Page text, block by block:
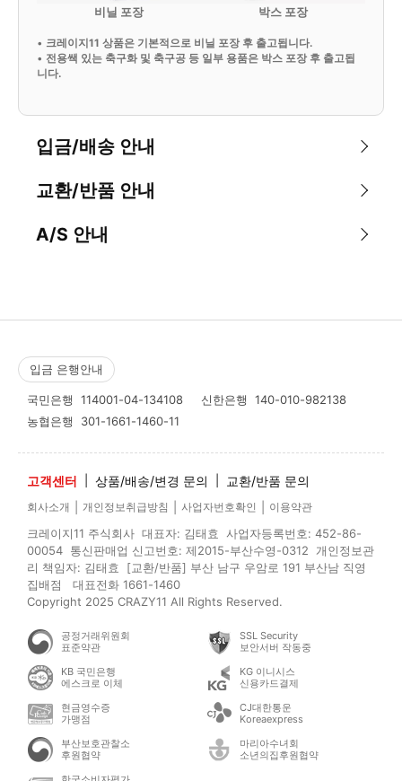
비닐 포장 박스 포장
• 크레이지11 상품은 기본적으로 비닐 포장 후 출고됩니다.
• 전용쌕 있는 축구화 및 축구공 등 일부 용품은 박스 포장 후 출고됩
니다.
입금/배송 안내
교환/반품 안내
A/S 안내
입금 은행안내
국민은행 114001-04-134108 신한은행 140-010-982138
농협은행 301-1661-1460-11
고객센터 상품/배송/변경 문의 교환/반품 문의
회사소개 개인정보취급방침 사업자번호확인 이용약관
크레이지11 주식회사 대표자: 김태효 사업자등록번호: 452-86-
00054 통신판매업 신고번호: 제2015-부산수영-0312 개인정보관
리 책임자: 김태효 [교환/반품] 부산 남구 우암로 191 부산남 직영
집배점 대표전화 1661-1460
Copyright 2025 CRAZY11 All Rights Reserved.
공정거래위원회
표준약관
SSL Security
보안서버 작동중
KB 국민은행
에스크로 이체
KG 이니시스
신용카드결제
현금영수증
가맹점
CJ대한통운
Koreaexpress
부산보호관찰소
후원협약
마리아수녀회
소년의집후원협약